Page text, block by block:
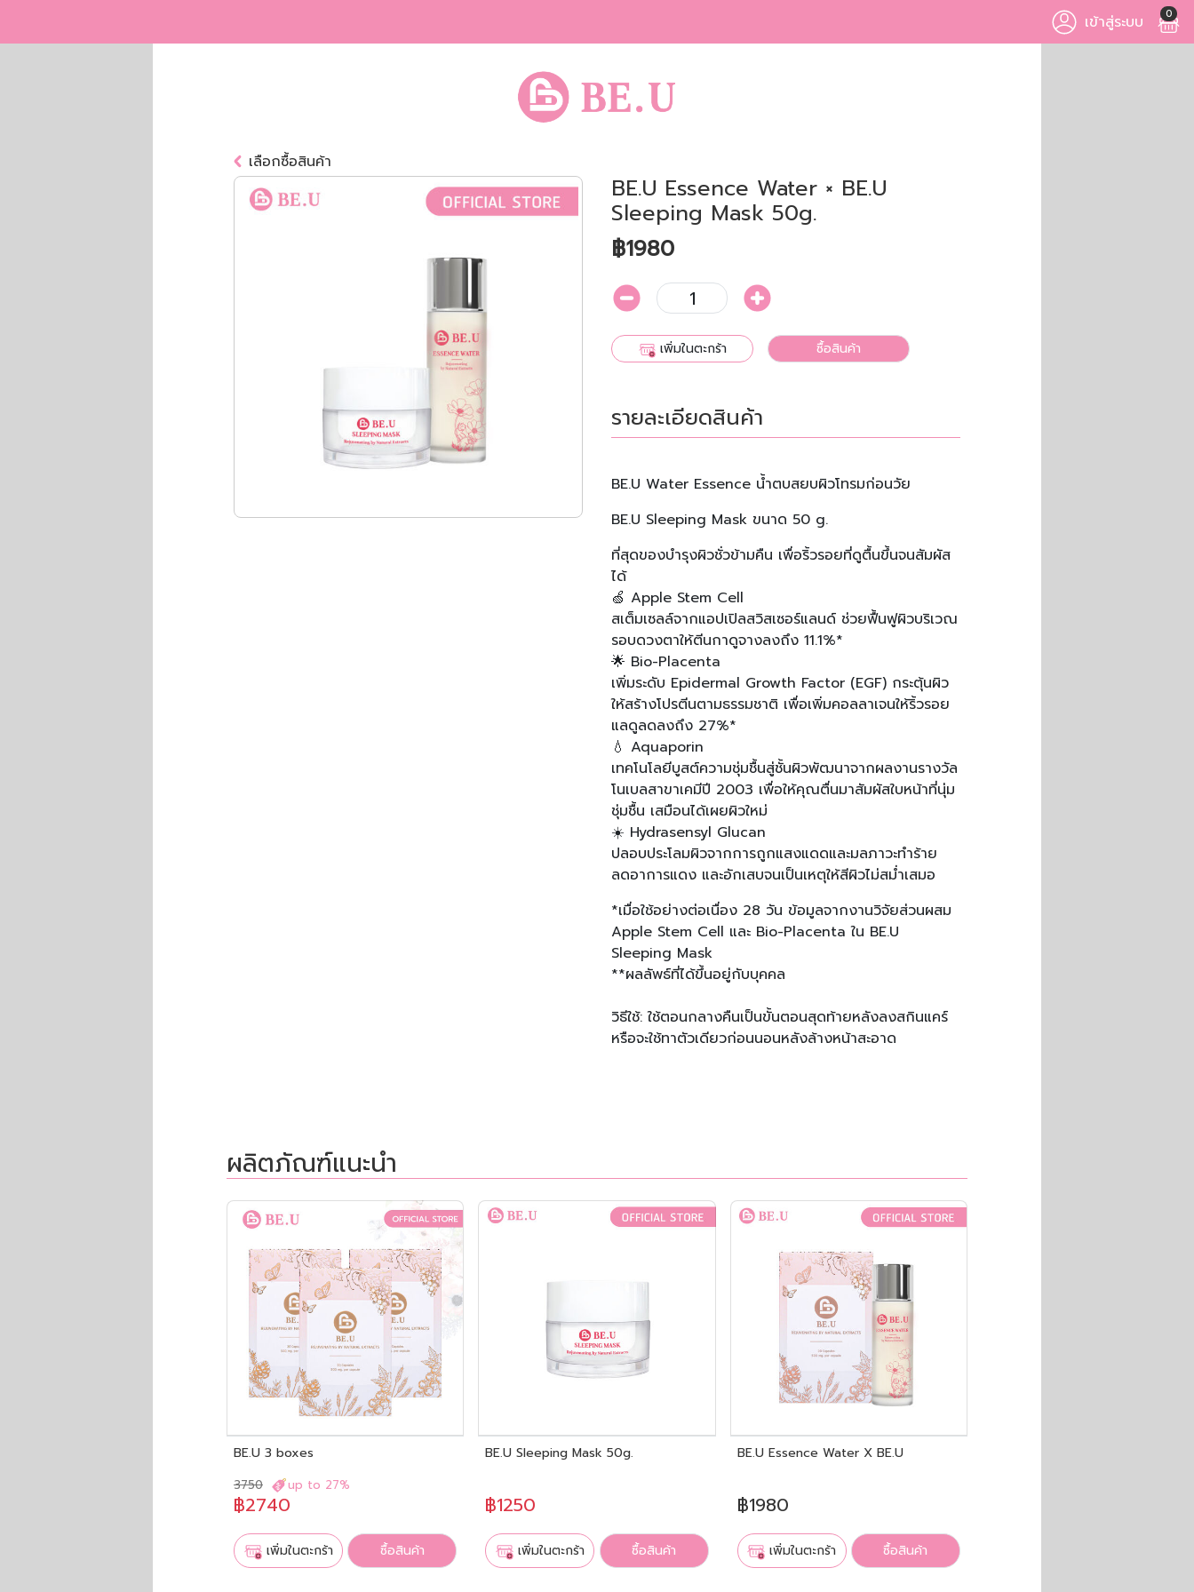
เข้าสู่ระบบ 0
เลือกซื้อสินค้า
BE.U Essence Water × BE.U
Sleeping Mask 50g.
฿1980
1
เพิ่มในตะกร้า ซื้อสินค้า
รายละเอียดสินค้า
BE.U Water Essence ​น้ำตบสยบผิวโทรมก่อนวัย
BE.U Sleeping Mask ขนาด 50 g.
ที่สุดของบำรุงผิวชั่วข้ามคืน เพื่อริ้วรอยที่ดูตื้นขึ้นจนสัมผัส
ได้​
🍏 Apple Stem Cell​
สเต็มเซลล์จากแอปเปิลสวิสเซอร์แลนด์ ช่วยฟื้นฟูผิวบริเวณ
รอบดวงตาให้ตีนกาดูจางลงถึง 11.1%* ​
🌟 Bio-Placenta​
เพิ่มระดับ Epidermal Growth Factor (EGF) กระตุ้นผิว
ให้สร้างโปรตีนตามธรรมชาติ เพื่อเพิ่มคอลลาเจนให้ริ้วรอย
แลดูลดลงถึง 27%*​
💧 Aquaporin​
เทคโนโลยีบูสต์ความชุ่มชื้นสู่ชั้นผิวพัฒนาจากผลงานรางวัล
โนเบลสาขาเคมีปี 2003 เพื่อให้คุณตื่นมาสัมผัสใบหน้าที่นุ่ม
ชุ่มชื้น เสมือนได้เผยผิวใหม่​
☀️ Hydrasensyl Glucan​
ปลอบประโลมผิวจากการถูกแสงแดดและมลภาวะทำร้าย
ลดอาการแดง และอักเสบจนเป็นเหตุให้สีผิวไม่สม่ำเสมอ​
*เมื่อใช้อย่างต่อเนื่อง 28 วัน ข้อมูลจากงานวิจัยส่วนผสม
Apple Stem Cell และ Bio-Placenta ใน BE.U
Sleeping Mask​
**ผลลัพธ์ที่ได้ขึ้นอยู่กับบุคคล​
วิธีใช้: ใช้ตอนกลางคืนเป็นขั้นตอนสุดท้ายหลังลงสกินแคร์
หรือจะใช้ทาตัวเดียวก่อนนอนหลังล้างหน้าสะอาด
ผลิตภัณฑ์แนะนำ
BE.U 3 boxes
3750 up to 27%
฿2740
เพิ่มในตะกร้า ซื้อสินค้า
BE.U Sleeping Mask 50g.
฿1250
เพิ่มในตะกร้า ซื้อสินค้า
BE.U Essence Water X BE.U
฿1980
เพิ่มในตะกร้า ซื้อสินค้า